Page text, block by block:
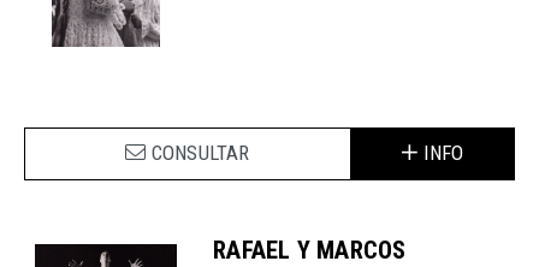
CONSULTAR INFO
RAFAEL Y MARCOS